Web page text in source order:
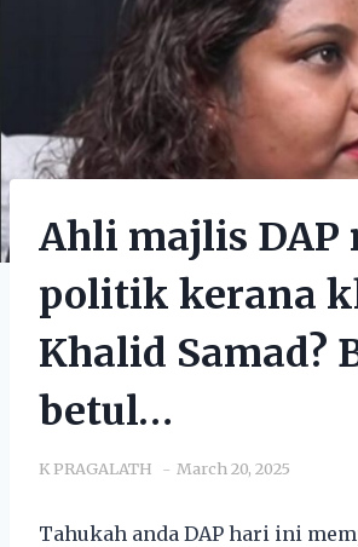
Ahli majlis DAP
politik kerana
Khalid Samad?
betul…
K PRAGALATH March 20, 2025
Tahukah anda DAP hari ini